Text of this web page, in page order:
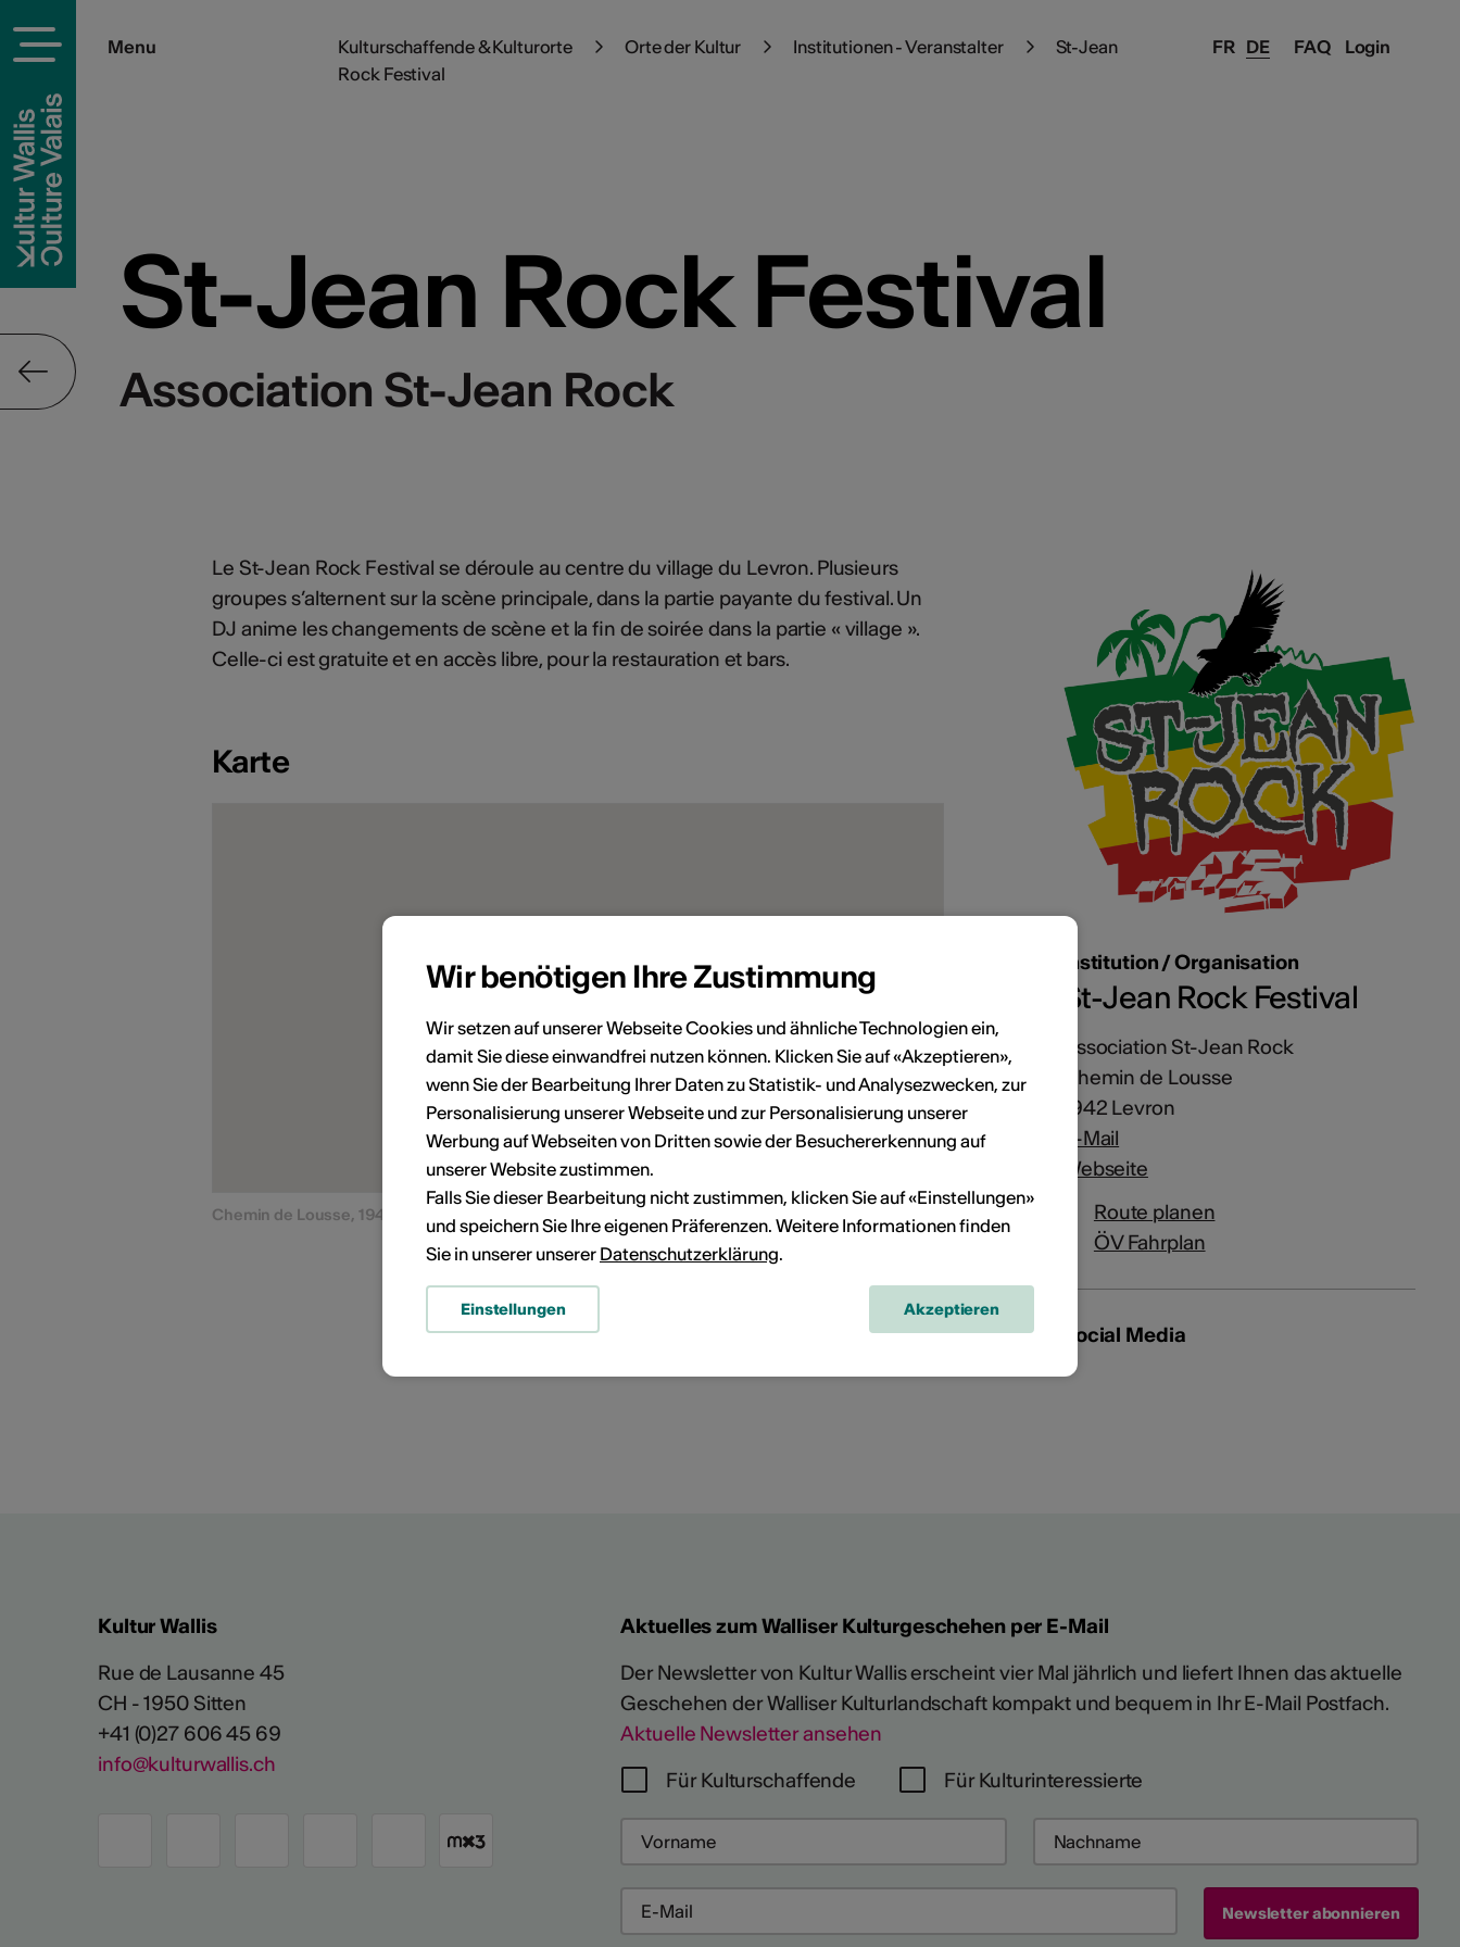
FAQ Login
Menu FR DE
Kulturschaffende & Kulturorte Orte der Kultur Institutionen - Veranstalter
St-Jean
Rock Festival
St-Jean Rock Festival
Association St-Jean Rock
Le St-Jean Rock Festival se déroule au centre du village du Levron. Plusieurs
groupes s’alternent sur la scène principale, dans la partie payante du festival. Un
DJ anime les changements de scène et la fin de soirée dans la partie « village ».
Celle-ci est gratuite et en accès libre, pour la restauration et bars.
Karte
Chemin de Lousse, 1942 Levron Route planen ÖV Fahrplan
Institution / Organisation
St-Jean Rock Festival
Association St-Jean Rock
Chemin de Lousse
1942 Levron
E-Mail
Webseite
Route planen
ÖV Fahrplan
Social Media
Kultur Wallis
Rue de Lausanne 45
CH - 1950 Sitten
+41 (0)27 606 45 69
info@kulturwallis.ch
Aktuelles zum Walliser Kulturgeschehen per E-Mail
Der Newsletter von Kultur Wallis erscheint vier Mal jährlich und liefert Ihnen das aktuelle
Geschehen der Walliser Kulturlandschaft kompakt und bequem in Ihr E-Mail Postfach.
Aktuelle Newsletter ansehen
Für Kulturschaffende
Für Kulturinteressierte
Wir benötigen Ihre Zustimmung
Wir setzen auf unserer Webseite Cookies und ähnliche Technologien ein,
damit Sie diese einwandfrei nutzen können. Klicken Sie auf «Akzeptieren»,
wenn Sie der Bearbeitung Ihrer Daten zu Statistik- und Analysezwecken, zur
Personalisierung unserer Webseite und zur Personalisierung unserer
Werbung auf Webseiten von Dritten sowie der Besuchererkennung auf
unserer Website zustimmen.
Falls Sie dieser Bearbeitung nicht zustimmen, klicken Sie auf «Einstellungen»
und speichern Sie Ihre eigenen Präferenzen. Weitere Informationen finden
Sie in unserer unserer Datenschutzerklärung.
Einstellungen Akzeptieren